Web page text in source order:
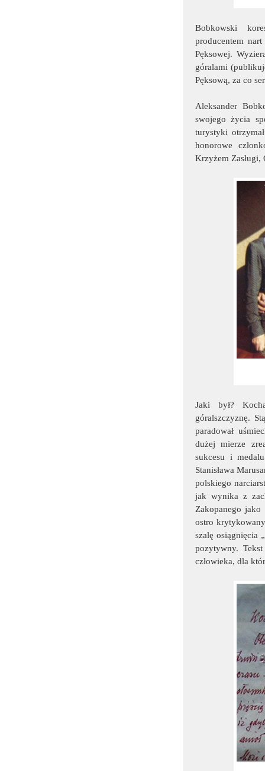
Bobkowski
producentem
Pęksowej.
góralami
Pęksową, za co
Aleksander
swojego życia
turystyki
honorowe
Krzyżem Zasługi,
Jaki był?
góralszczyznę.
paradował
dużej mierze
sukcesu i
Stanisława
polskiego
jak wynika z
Zakopanego
ostro
szalę osiągnięcia
pozytywny.
człowieka, dla